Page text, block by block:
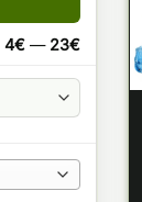
4€— 23€